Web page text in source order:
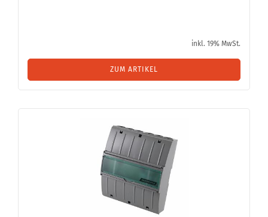
inkl. 19% MwSt.
ZUM ARTIKEL